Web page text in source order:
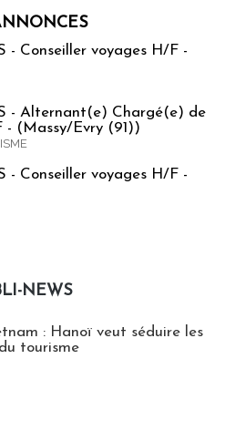
- Conseiller voyages H/F -
- Alternant(e) Chargé(e) de
- (Massy/Evry (91))
- Conseiller voyages H/F -
NEWS
: Hanoï veut séduire les
tourisme